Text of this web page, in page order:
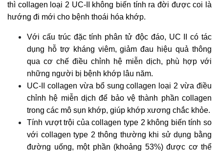
thì collagen loại 2 UC-II không biến tính ra đời được coi là
hướng đi mới cho bệnh thoái hóa khớp.
Với cấu trúc đặc tính phân tử độc đáo, UC II có tác
dụng hỗ trợ kháng viêm, giảm đau hiệu quả thông
qua cơ chế điều chỉnh hệ miễn dịch, phù hợp với
những người bị bệnh khớp lâu năm.
UC-II collagen vừa bổ sung collagen loại 2 vừa điều
chỉnh hệ miễn dịch để bảo vệ thành phần collagen
trong các mô sụn khớp, giúp khớp xương chắc khỏe.
Tính vượt trội của collagen type 2 không biến tính so
với collagen type 2 thông thường khi sử dụng bằng
đường uống, một phần (khoảng 53%) được cơ thể